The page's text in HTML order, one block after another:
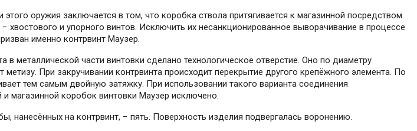
оружия заключается в том, что коробка ствола притягивается к магазинной посредством
хвостового и упорного винтов. Исключить их несанкционированное выворачивание в процессе
именно контрвинт Маузер.
в металлической части винтовки сделано технологическое отверстие. Оно по диаметру
метизу. При закручивании контрвинта происходит перекрытие другого крепёжного элемента. По
тем самым двойную затяжку. При использовании такого варианта соединения
и магазинной коробок винтовки Маузер исключено.
нанесённых на контрвинт, − пять. Поверхность изделия подвергалась воронению.